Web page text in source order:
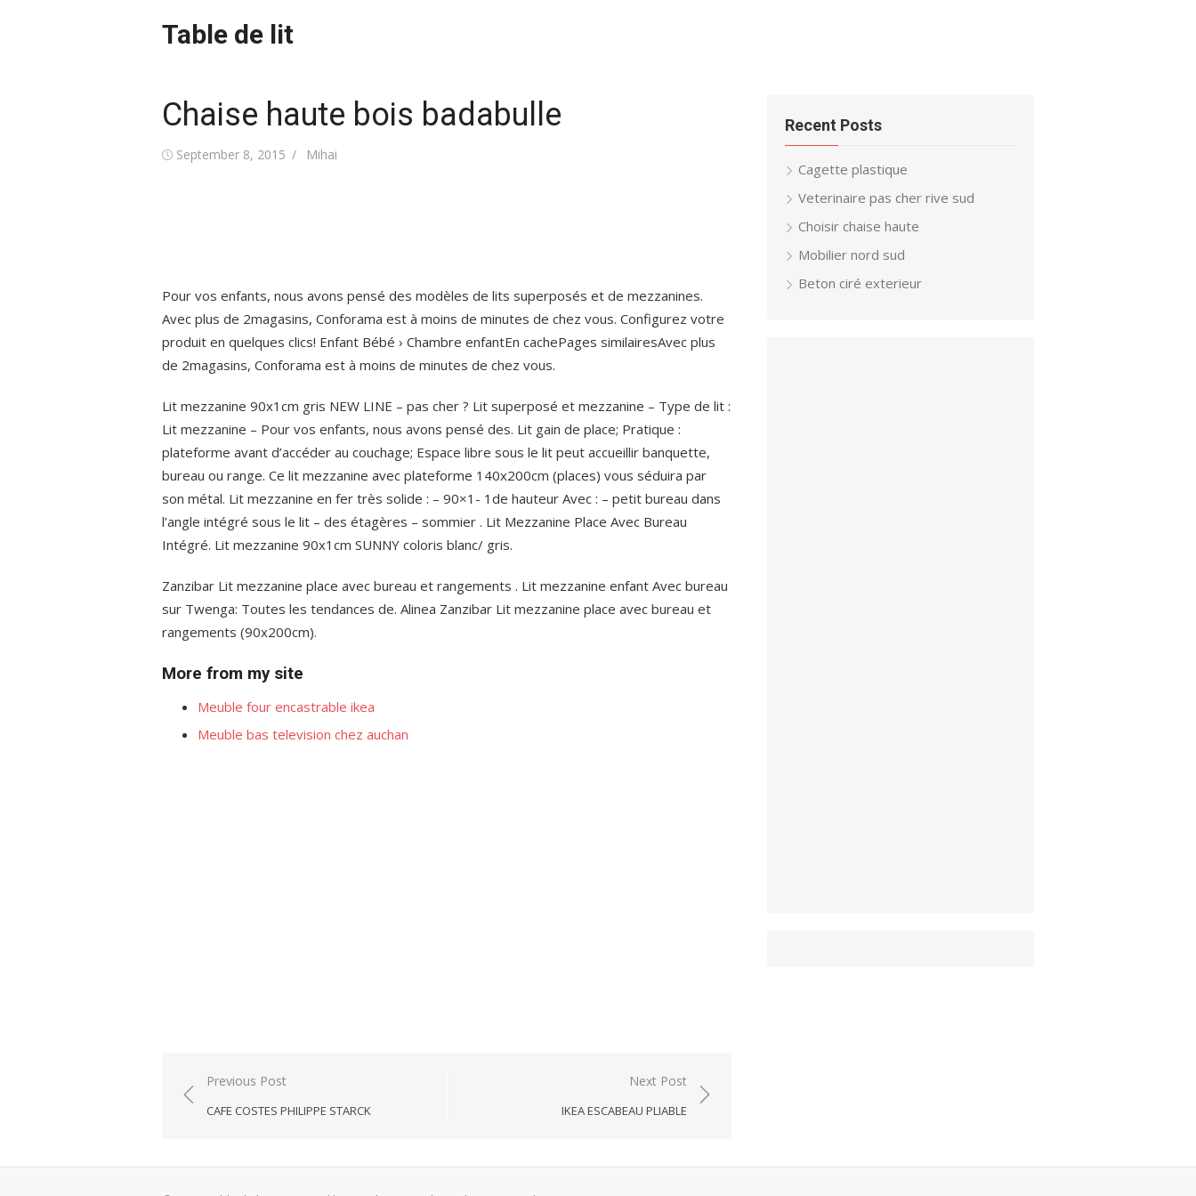
Table de lit
Chaise haute bois badabulle
Posted
September 8, 2015 Author
Mihai
Pour vos enfants, nous avons pensé des modèles de lits superposés et de mezzanines.
Avec plus de 2magasins, Conforama est à moins de minutes de chez vous. Configurez votre
produit en quelques clics! Enfant Bébé › Chambre enfantEn cachePages similairesAvec plus
de 2magasins, Conforama est à moins de minutes de chez vous.
Lit mezzanine 90x1cm gris NEW LINE – pas cher ? Lit superposé et mezzanine – Type de lit :
Lit mezzanine – Pour vos enfants, nous avons pensé des. Lit gain de place; Pratique :
plateforme avant d’accéder au couchage; Espace libre sous le lit peut accueillir banquette,
bureau ou range. Ce lit mezzanine avec plateforme 140x200cm (places) vous séduira par
son métal. Lit mezzanine en fer très solide : – 90×1- 1de hauteur Avec : – petit bureau dans
l’angle intégré sous le lit – des étagères – sommier . Lit Mezzanine Place Avec Bureau
Intégré. Lit mezzanine 90x1cm SUNNY coloris blanc/ gris.
Zanzibar Lit mezzanine place avec bureau et rangements . Lit mezzanine enfant Avec bureau
sur Twenga: Toutes les tendances de. Alinea Zanzibar Lit mezzanine place avec bureau et
rangements (90x200cm).
More from my site
Meuble four encastrable ikea
Meuble bas television chez auchan
Post
navigation
Previous Post
CAFE COSTES PHILIPPE STARCK
Next Post
IKEA ESCABEAU PLIABLE
Recent Posts
Cagette plastique
Veterinaire pas cher rive sud
Choisir chaise haute
Mobilier nord sud
Beton ciré exterieur